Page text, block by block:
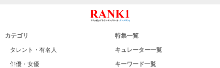
カテゴリ
タレント・有名人
俳優・女優
特集一覧
キュレーター一覧
キーワード一覧